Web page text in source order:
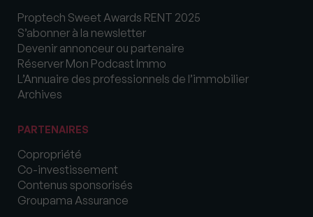
Proptech Sweet Awards RENT 2025
S’abonner à la newsletter
Devenir annonceur ou partenaire
Réserver Mon Podcast Immo
L’Annuaire des professionnels de l’immobilier
Archives
PARTENAIRES
Copropriété
Co-investissement
Contenus sponsorisés
Groupama Assurance